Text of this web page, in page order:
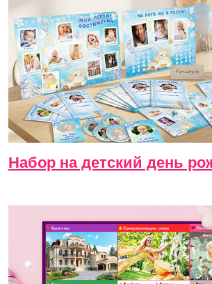
Набор на детский день